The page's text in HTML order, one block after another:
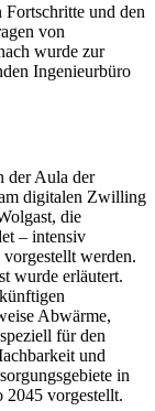
Fortschritte und den
von
wurde zur
Ingenieurbüro
der Aula der
digitalen Zwilling
die
– intensiv
werden.
wurde erläutert.
Abwärme,
für den
und
in
2045 vorgestellt.